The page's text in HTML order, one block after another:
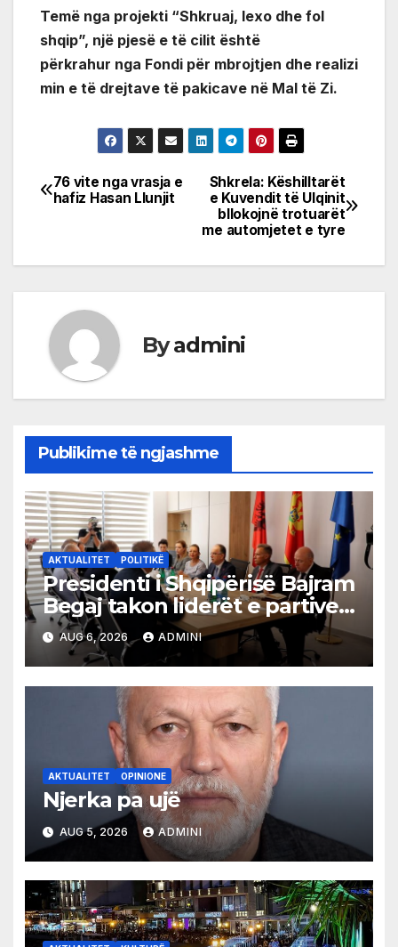
Temë nga projekti “Shkruaj, lexo dhe fol
shqip”, një pjesë e të cilit është
përkrahur nga Fondi për mbrojtjen dhe realizi
min e të drejtave të pakicave në Mal të Zi.
Post
Shkrela: Këshilltarët
e Kuvendit të Ulqinit
bllokojnë trotuarët
me automjetet e tyre
76 vite nga vrasja e
hafiz Hasan Llunjit
Byadmini
Publikime të ngjashme
AKTUALITET POLITIKË
Presidenti i Shqipërisë Bajram
Begaj takon liderët e partive
shqiptare në Ulqin
AUG 6, 2026 ADMINI
AKTUALITET OPINIONE
Njerka pa ujë
AUG 5, 2026 ADMINI